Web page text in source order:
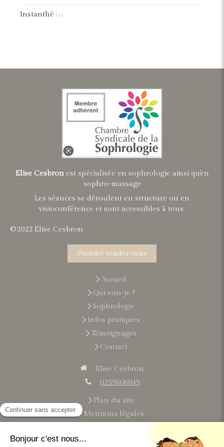
Instanthé (4)
Elise Cesbronest spécialisée en sophrologie ainsi qu'en
sophro-massage
Les séances se déroulent en structure ou en
visioconférence et sont accessibles à tous.
©2022 Elise Cesbron
Prendre rendez-vous
Accueil
Qui suis-je ?
Sophrologie
Infos pratiques
Témoignages
Contact
Elise Cesbron
0255606049
Plan du site
Mentions légales
Du